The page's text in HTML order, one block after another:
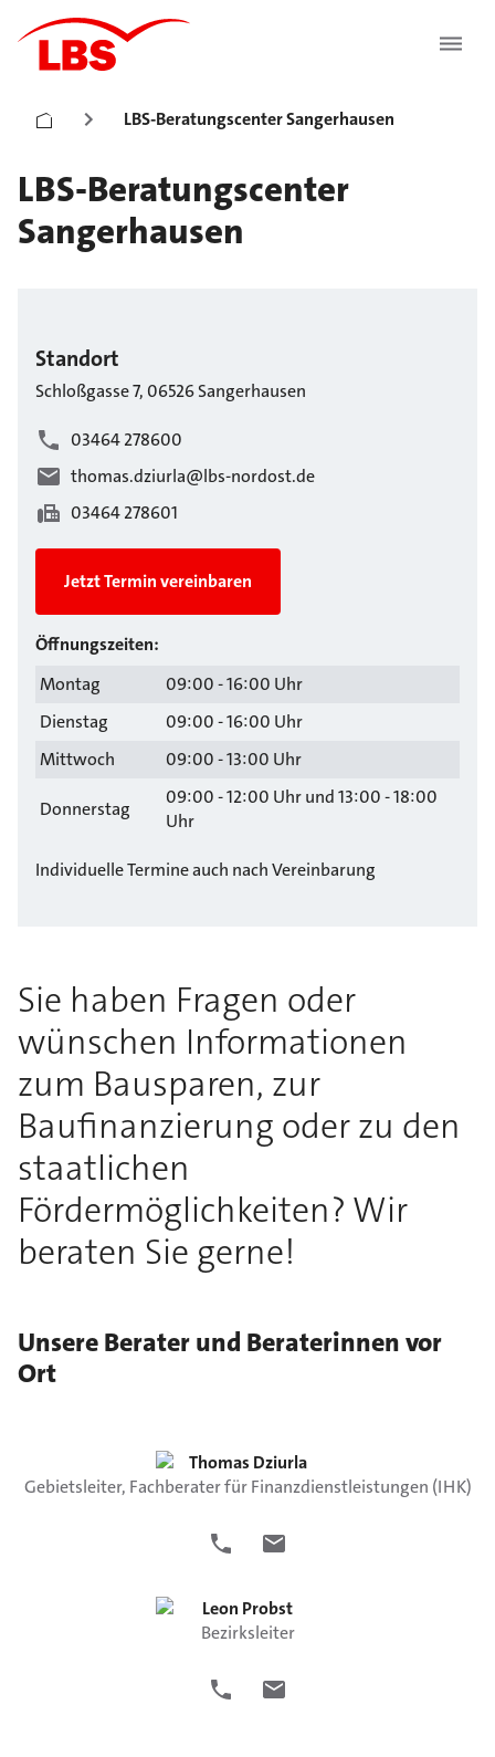
LBS-Beratungscenter Sangerhausen
LBS-Beratungscenter
Sangerhausen
Standort
Schloßgasse7,06526Sangerhausen
03464 278600
thomas.dziurla@lbs-nordost.de
03464 278601
Jetzt Termin vereinbaren
Öffnungszeiten:
Montag
09:00 - 16:00 Uhr
Dienstag
09:00 - 16:00 Uhr
Mittwoch
09:00 - 13:00 Uhr
Donnerstag
09:00 - 12:00 Uhr und 13:00 - 18:00
Uhr
Individuelle Termine auch nach Vereinbarung
Sie haben Fragen oder
wünschen Informationen
zum Bausparen, zur
Baufinanzierung oder zu den
staatlichen
Fördermöglichkeiten? Wir
beraten Sie gerne!
Unsere Berater und Beraterinnen vor
Ort
Thomas Dziurla
Gebietsleiter, Fachberater für Finanzdienstleistungen (IHK)
Leon Probst
Bezirksleiter